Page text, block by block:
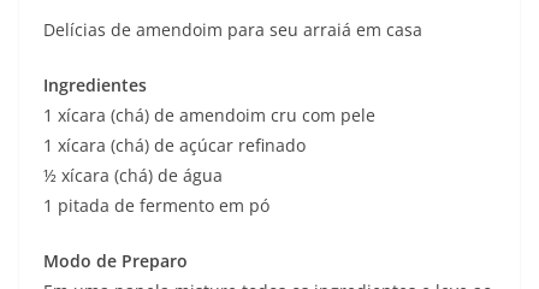
Delícias de amendoim para seu arraiá em casa
Ingredientes
1 xícara (chá) de amendoim cru com pele
1 xícara (chá) de açúcar refinado
½ xícara (chá) de água
1 pitada de fermento em pó
Modo de Preparo